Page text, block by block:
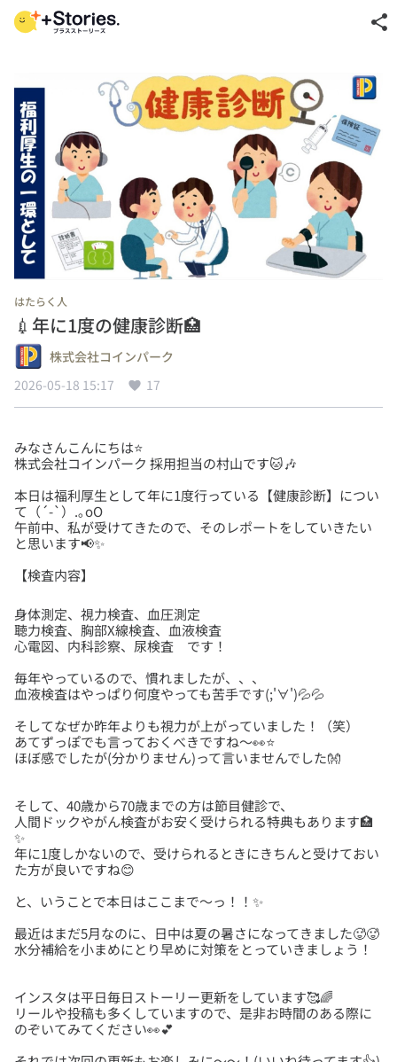
share
はたらく人
💉年に1度の健康診断🏥
株式会社コインパーク
2026-05-18 15:17
17
みなさんこんにちは⭐
本日は福利厚生として年に1度行っている【健康診断】につい
て（´-`）.｡oO
午前中、私が受けてきたので、そのレポートをしていきたい
【検査内容】
身体測定、視力検査、血圧測定
聴力検査、胸部X線検査、血液検査
毎年やっているので、慣れましたが、、、
そしてなぜか昨年よりも視力が上がっていました！（笑）
あてずっぽでも言っておくべきですね～👀⭐
そして、40歳から70歳までの方は節目健診で、
人間ドックやがん検査がお安く受けられる特典もあります🏥
✨
年に1度しかないので、受けられるときにきちんと受けておい
最近はまだ5月なのに、日中は夏の暑さになってきました🥵🥵
インスタは平日毎日ストーリー更新をしています🥰🌈
リールや投稿も多くしていますので、是非お時間のある際に